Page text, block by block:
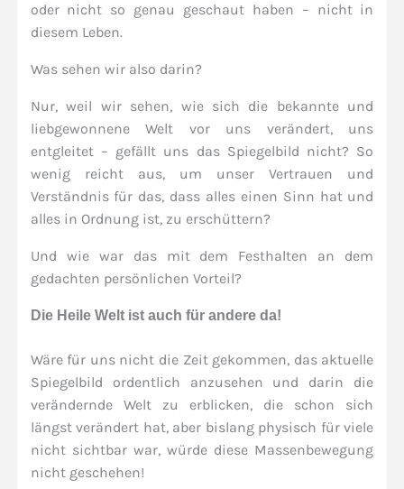
oder nicht so genau geschaut haben – nicht in
diesem Leben.
Was sehen wir also darin?
Nur, weil wir sehen, wie sich die bekannte und
liebgewonnene Welt vor uns verändert, uns
entgleitet – gefällt uns das Spiegelbild nicht? So
wenig reicht aus, um unser Vertrauen und
Verständnis für das, dass alles einen Sinn hat und
alles in Ordnung ist, zu erschüttern?
Und wie war das mit dem Festhalten an dem
gedachten persönlichen Vorteil?
Die Heile Welt ist auch für andere da!
Wäre für uns nicht die Zeit gekommen, das aktuelle
Spiegelbild ordentlich anzusehen und darin die
verändernde Welt zu erblicken, die schon sich
längst verändert hat, aber bislang physisch für viele
nicht sichtbar war, würde diese Massenbewegung
nicht geschehen!